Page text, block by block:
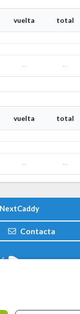
vuelta
total
-- --
vuelta
total
-- --
Contacta